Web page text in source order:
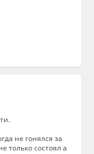
не гонялся за
только состоял а